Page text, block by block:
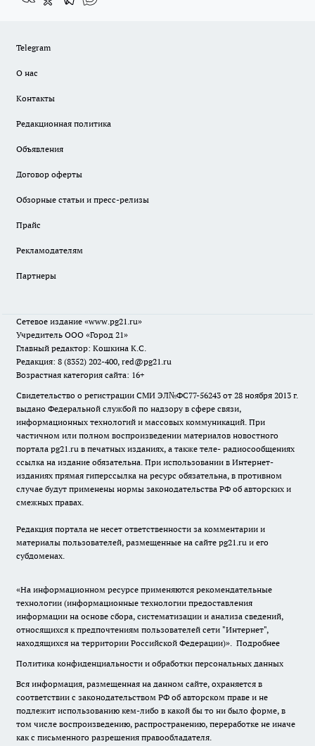
Telegram
О нас
Контакты
Редакционная политика
Объявления
Договор оферты
Обзорные статьи и пресс-релизы
Прайс
Рекламодателям
Партнеры
Сетевое издание «www.pg21.ru»
Учредитель ООО «Город 21»
Главный редактор: Кошкина К.С.
Редакция: 8 (8352) 202-400, red@pg21.ru
Возрастная категория сайта: 16+
Свидетельство о регистрации СМИ ЭЛ№ФС77-56243 от 28 ноября 2013 г.
выдано Федеральной службой по надзору в сфере связи,
информационных технологий и массовых коммуникаций. При
частичном или полном воспроизведении материалов новостного
портала pg21.ru в печатных изданиях, а также теле- радиосообщениях
ссылка на издание обязательна. При использовании в Интернет-
изданиях прямая гиперссылка на ресурс обязательна, в противном
случае будут применены нормы законодательства РФ об авторских и
смежных правах.
Редакция портала не несет ответственности за комментарии и
материалы пользователей, размещенные на сайте pg21.ru и его
субдоменах.
«На информационном ресурсе применяются рекомендательные
технологии (информационные технологии предоставления
информации на основе сбора, систематизации и анализа сведений,
относящихся к предпочтениям пользователей сети "Интернет",
находящихся на территории Российской Федерации)». Подробнее
Политика конфиденциальности и обработки персональных данных
Вся информация, размещенная на данном сайте, охраняется в
соответствии с законодательством РФ об авторском праве и не
подлежит использованию кем-либо в какой бы то ни было форме, в
том числе воспроизведению, распространению, переработке не иначе
как с письменного разрешения правообладателя.